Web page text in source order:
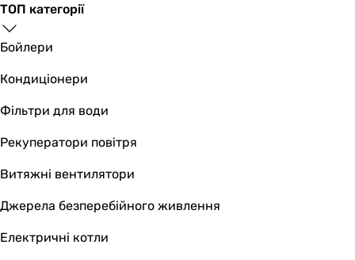
ТОП категорії
Бойлери
Кондиціонери
Фільтри для води
Рекуператори повітря
Витяжні вентилятори
Джерела безперебійного живлення
Електричні котли